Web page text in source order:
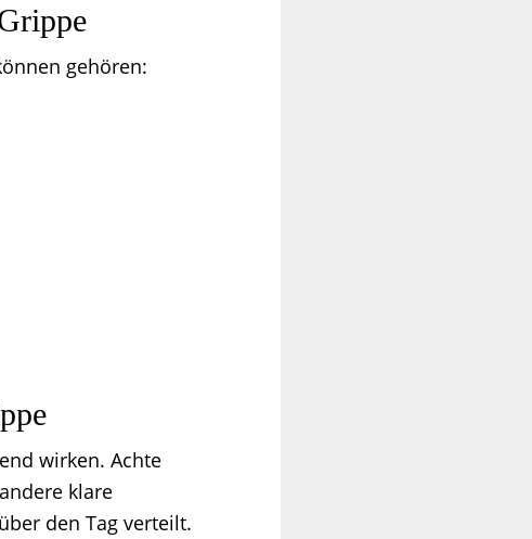
gehören:
wirken. Achte
klare
den Tag verteilt.